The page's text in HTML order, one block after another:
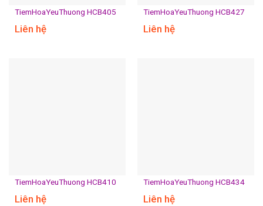
TiemHoaYeuThuong HCB405
Liên hệ
TiemHoaYeuThuong HCB427
Liên hệ
TiemHoaYeuThuong HCB410
Liên hệ
TiemHoaYeuThuong HCB434
Liên hệ